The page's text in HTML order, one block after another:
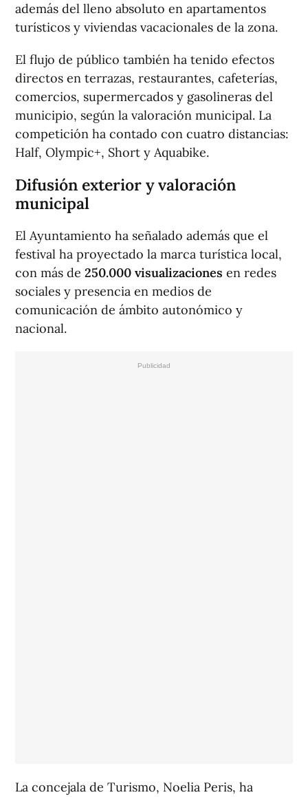
además del lleno absoluto en apartamentos
turísticos y viviendas vacacionales de la zona.
El flujo de público también ha tenido efectos
directos en terrazas, restaurantes, cafeterías,
comercios, supermercados y gasolineras del
municipio, según la valoración municipal. La
competición ha contado con cuatro distancias:
Half, Olympic+, Short y Aquabike.
Difusión exterior y valoración
municipal
El Ayuntamiento ha señalado además que el
festival ha proyectado la marca turística local,
con más de 250.000 visualizaciones en redes
sociales y presencia en medios de
comunicación de ámbito autonómico y
nacional.
La concejala de Turismo, Noelia Peris, ha